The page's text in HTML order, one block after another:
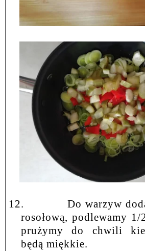
12.
Do warzyw
rosołową, podlewamy
prużymy do chwili
będą miękkie.